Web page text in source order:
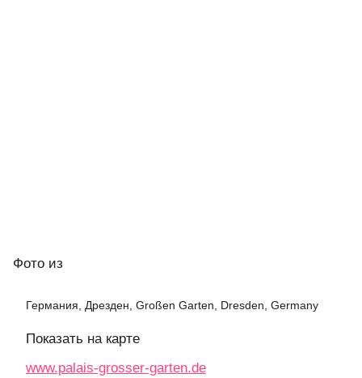
Фото из
Германия, Дрезден, Großen Garten, Dresden, Germany
Показать на карте
www.palais-grosser-garten.de